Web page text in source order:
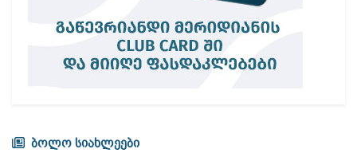
ბოლო სიახლეები